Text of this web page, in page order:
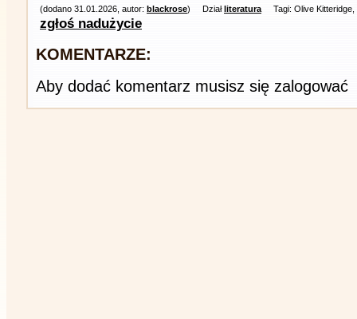
(dodano 31.01.2026, autor: blackrose) Działliteratura Tagi: Olive
zgłoś nadużycie
KOMENTARZE:
Aby dodać komentarz musisz się zalogować